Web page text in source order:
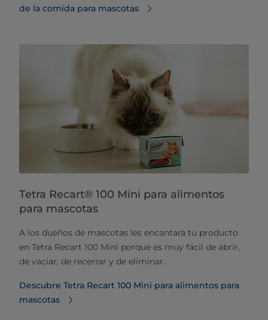
de la comida para mascotas
Tetra Recart® 100 Mini para alimentos
para mascotas
A los dueños de mascotas les encantará tu producto
en Tetra Recart 100 Mini porque es muy fácil de abrir,
de vaciar, de recerrar y de eliminar.
Descubre Tetra Recart 100 Mini para alimentos para
mascotas